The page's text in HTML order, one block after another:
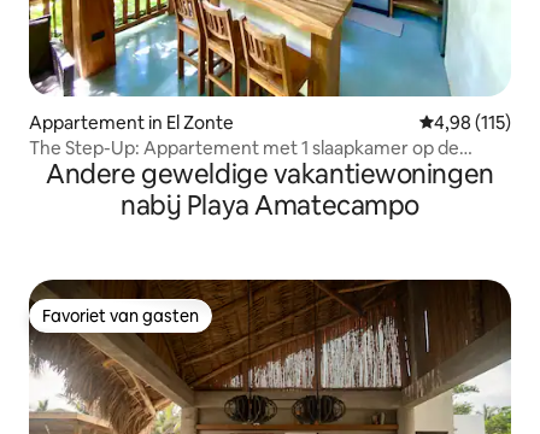
Appartement in El Zonte Gemiddelde
4,98 (115)
The Step-Up: Appartement met 1 slaapkamer op de
bovenste verdieping
Andere geweldige vakantiewoningen
nabij Playa Amatecampo
Favoriet van gasten
Favoriet van gasten